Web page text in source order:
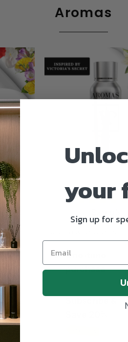
Aromas
One-time
purchase
your
Sign up for